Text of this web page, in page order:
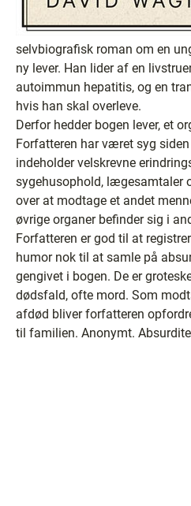
selvbiografisk roman om en
ny lever. Han lider af en
autoimmun hepatitis, og en
hvis han skal overleve.
Derfor hedder bogen lever, et
Forfatteren har været syg
indeholder velskrevne
sygehusophold, lægesamtaler
over at modtage et andet
øvrige organer befinder sig i
Forfatteren er god til at
humor nok til at samle på
gengivet i bogen. De er
dødsfald, ofte mord. Som
afdød bliver forfatteren
til familien. Anonymt.